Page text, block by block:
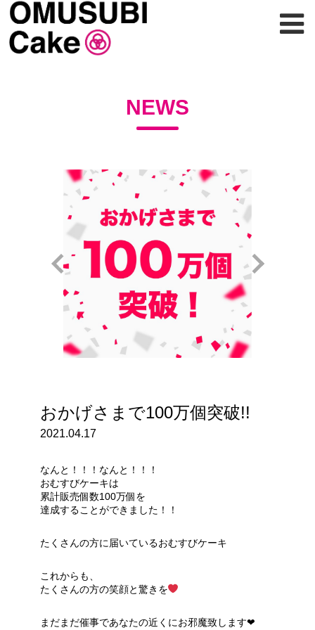
NEWS
おかげさまで100万個突破!!
2021.04.17
なんと！！！なんと！！！
おむすびケーキは
累計販売個数100万個を
達成することができました！！
たくさんの方に届いているおむすびケーキ
これからも、
たくさんの方の笑顔と驚きを
まだまだ催事であなたの近くにお邪魔致します❤︎
LINE UP
NEWS
SHOP info
Online SHOP